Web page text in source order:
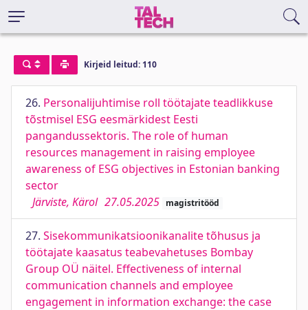
Kirjeid leitud: 110
26. Personalijuhtimise roll töötajate teadlikkuse
tõstmisel ESG eesmärkidest Eesti
pangandussektoris. The role of human
resources management in raising employee
awareness of ESG objectives in Estonian banking
sector
Järviste, Kärol 27.05.2025 magistritööd
27. Sisekommunikatsioonikanalite tõhusus ja
töötajate kaasatus teabevahetuses Bombay
Group OÜ näitel. Effectiveness of internal
communication channels and employee
engagement in information exchange: the case